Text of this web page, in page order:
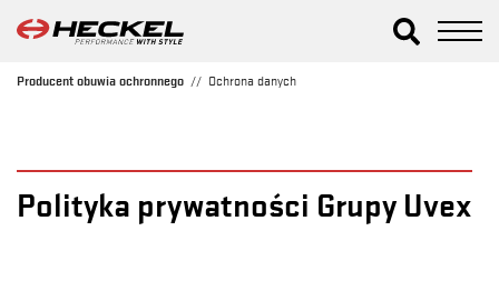
Producent obuwia ochronnego Ochrona danych
Polityka prywatności Grupy Uvex